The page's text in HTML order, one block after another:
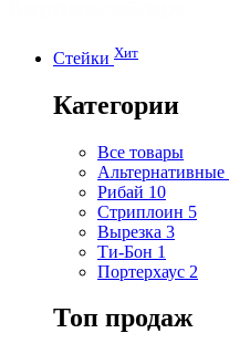
Стейки Хит
Категории
Все товары
Альтернативные
Рибай 10
Стриплоин 5
Вырезка 3
Ти-Бон 1
Портерхаус 2
Топ продаж